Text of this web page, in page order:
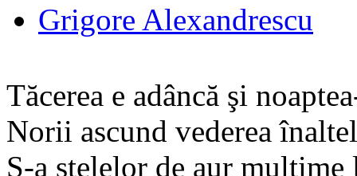
Grigore Alexandrescu
Tăcerea e adâncă şi
Norii ascund vederea
Ş-a stelelor de aur mulţime